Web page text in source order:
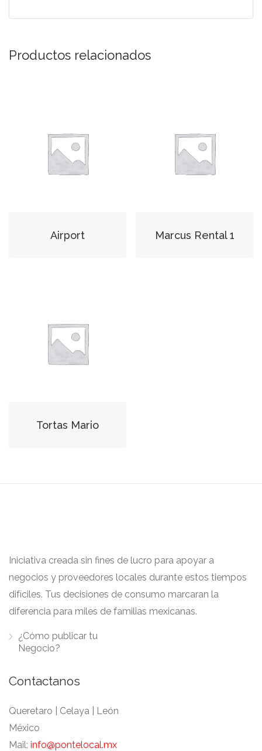
Productos relacionados
Airport Marcus Rental 1
Tortas Mario
Iniciativa creada sin fines de lucro para apoyar a
negocios y proveedores locales durante estos tiempos
difíciles. Tus decisiones de consumo marcaran la
diferencia para miles de familias mexicanas.
¿Cómo publicar tu
Negocio?
Contactanos
Queretaro | Celaya | León
México
Mail: info@pontelocal.mx